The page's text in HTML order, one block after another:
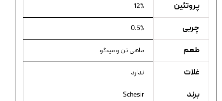
پروتئین 12%
چربی 0.5%
طعم ماهی تن و میگو
غلات ندارد
برند Schesir